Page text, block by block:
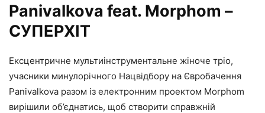
Panivalkova feat. Morphom –
СУПЕРХІТ
Ексцентричне мультиінструментальне жіноче тріо,
учасники минулорічного Нацвідбору на Євробачення
Panivalkova разом із електронним проектом Morphom
вирішили об’єднатись, щоб створити справжній